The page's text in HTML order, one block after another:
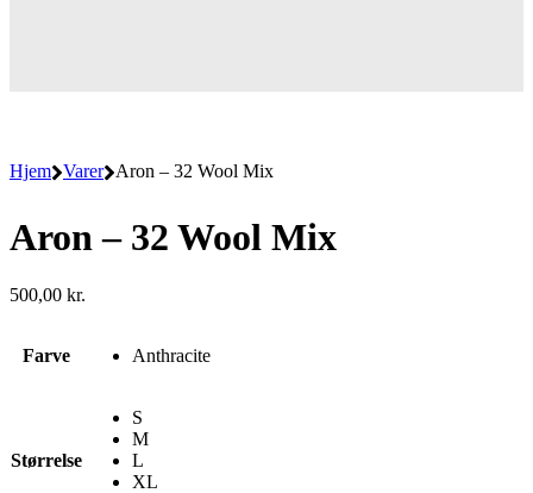
Hjem Varer Aron – 32 Wool Mix
Aron – 32 Wool Mix
500,00 kr.
Farve Anthracite
Størrelse
S
M
L
XL